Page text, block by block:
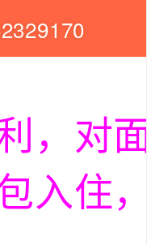
，对
入住